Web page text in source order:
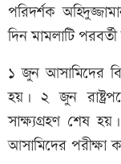
পরিদর্শক
দিন মামলাটি
১ জুন আসামিদের
হয়। ২ জুন
সাক্ষ্যগ্রহণ শেষ
আসামিদের পরীক্ষা